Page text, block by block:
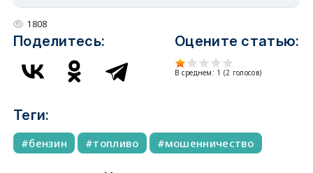
1808
Поделитесь: Оцените статью:
В среднем: 1 (2 голосов)
Теги:
бензин топливо мошенничество